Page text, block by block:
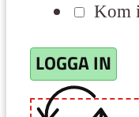
Kom
LOGGA IN